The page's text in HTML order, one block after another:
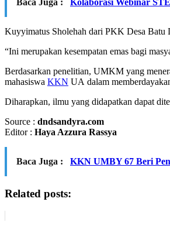
Kuyyimatus Sholehah dari PKK Desa Batu
“Ini merupakan kesempatan emas bagi
Berdasarkan penelitian, UMKM yang
mahasiswa KKN UA dalam
Diharapkan, ilmu yang didapatkan dapat
Source : dndsandyra.com
Editor : Haya Azzura Rassya
Baca Juga : KKN UMBY 67 Beri
Related posts: